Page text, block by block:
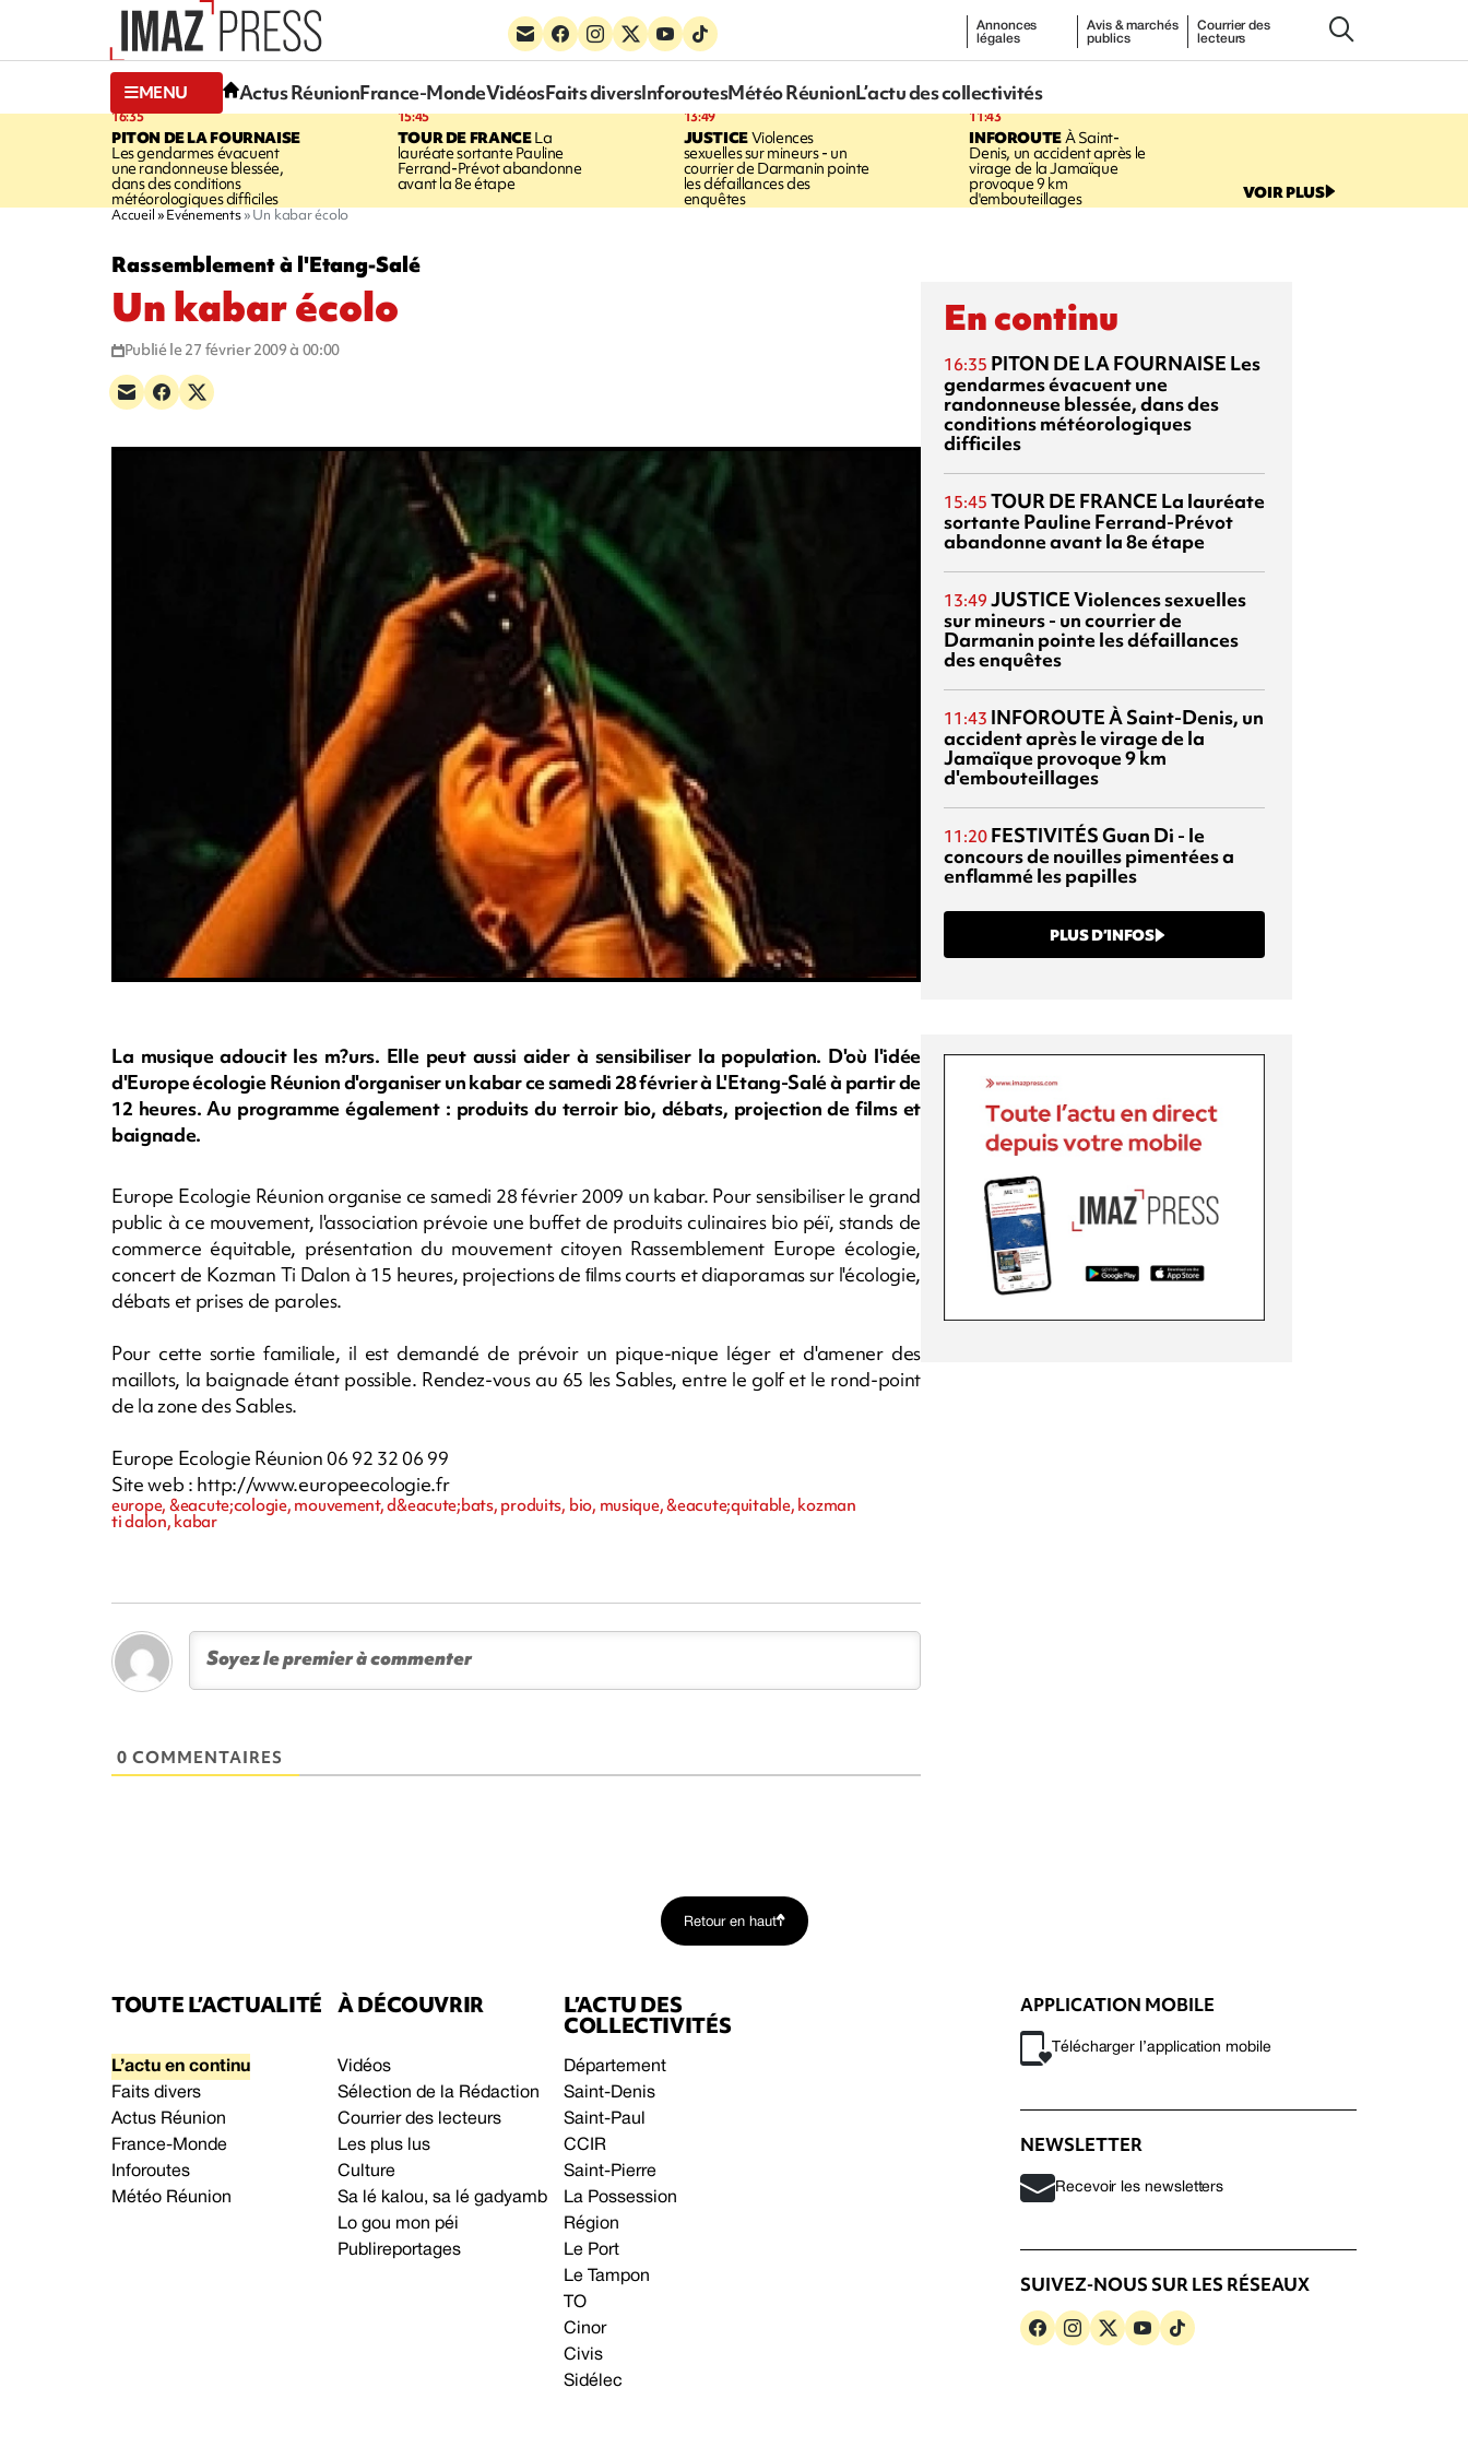
Annonces
légales
Avis & marchés
publics
Courrier des
lecteurs
MENU Actus RéunionFrance-MondeVidéosFaits diversInforoutesMétéo RéunionL’actu des collectivités
16:35
PITON DE LA FOURNAISE
Les gendarmes évacuent
une randonneuse blessée,
dans des conditions
météorologiques difficiles
15:45
TOUR DE FRANCELa
lauréate sortante Pauline
Ferrand-Prévot abandonne
avant la 8e étape
13:49
JUSTICEViolences
sexuelles sur mineurs - un
courrier de Darmanin pointe
les défaillances des
enquêtes
11:43
INFOROUTEÀ Saint-
Denis, un accident après le
virage de la Jamaïque
provoque 9 km
d'embouteillages VOIR PLUS
Accueil Evénements Un kabar écolo
Rassemblement à l'Etang-Salé
Un kabar écolo
Publié le 27 février 2009 à 00:00
La musique adoucit les m?urs. Elle peut aussi aider à sensibiliser la population. D'où l'idée
d'Europe écologie Réunion d'organiser un kabar ce samedi 28 février à L'Etang-Salé à partir de
12 heures. Au programme également : produits du terroir bio, débats, projection de films et
baignade.
Europe Ecologie Réunion organise ce samedi 28 février 2009 un kabar. Pour sensibiliser le grand
public à ce mouvement, l'association prévoie une buffet de produits culinaires bio péï, stands de
commerce équitable, présentation du mouvement citoyen Rassemblement Europe écologie,
concert de Kozman Ti Dalon à 15 heures, projections de ﬁlms courts et diaporamas sur l'écologie,
débats et prises de paroles.
Pour cette sortie familiale, il est demandé de prévoir un pique-nique léger et d'amener des
maillots, la baignade étant possible. Rendez-vous au 65 les Sables, entre le golf et le rond-point
de la zone des Sables.
Europe Ecologie Réunion 06 92 32 06 99
Site web : http://www.europeecologie.fr
europe, &eacute;cologie, mouvement, d&eacute;bats, produits, bio, musique, &eacute;quitable, kozman
ti dalon, kabar
0 COMMENTAIRES
En continu
16:35 PITON DE LA FOURNAISE Les
gendarmes évacuent une
randonneuse blessée, dans des
conditions météorologiques
difficiles
15:45 TOUR DE FRANCE La lauréate
sortante Pauline Ferrand-Prévot
abandonne avant la 8e étape
13:49 JUSTICEViolences sexuelles
sur mineurs - un courrier de
Darmanin pointe les défaillances
des enquêtes
11:43 INFOROUTEÀ Saint-Denis, un
accident après le virage de la
Jamaïque provoque 9 km
d'embouteillages
11:20 FESTIVITÉSGuan Di - le
concours de nouilles pimentées a
enflammé les papilles
PLUS D’INFOS
Retour en haut
TOUTE L’ACTUALITÉ
L’actu en continu
Faits divers
Actus Réunion
France-Monde
Inforoutes
Météo Réunion
À DÉCOUVRIR
Vidéos
Sélection de la Rédaction
Courrier des lecteurs
Les plus lus
Culture
Sa lé kalou, sa lé gadyamb
Lo gou mon péi
Publireportages
L’ACTU DES
COLLECTIVITÉS
Département
Saint-Denis
Saint-Paul
CCIR
Saint-Pierre
La Possession
Région
Le Port
Le Tampon
TO
Cinor
Civis
Sidélec
APPLICATION MOBILE
Télécharger l’application mobile
NEWSLETTER
Recevoir les newsletters
SUIVEZ-NOUS SUR LES RÉSEAUX